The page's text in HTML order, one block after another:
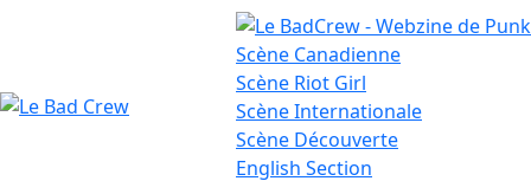
Scène Canadienne
Scène Riot Girl
ScèneInternationale
Scène Découverte
English Section